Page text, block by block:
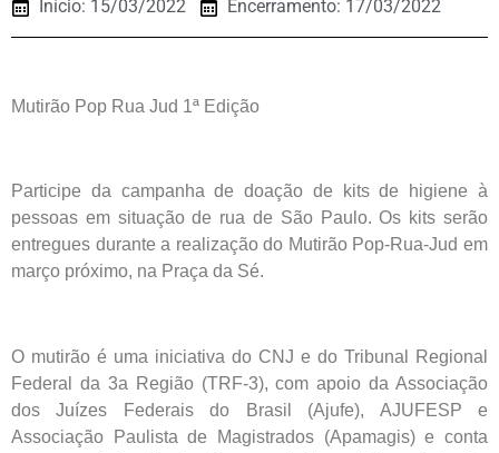
Início: 15/03/2022 Encerramento: 17/03/2022
Mutirão Pop Rua Jud 1ª Edição
Participe da campanha de doação de kits de higiene à
pessoas em situação de rua de São Paulo. Os kits serão
entregues durante a realização do Mutirão Pop-Rua-Jud em
março próximo, na Praça da Sé.
O mutirão é uma iniciativa do CNJ e do Tribunal Regional
Federal da 3a Região (TRF-3), com apoio da Associação
dos Juízes Federais do Brasil (Ajufe), AJUFESP e
Associação Paulista de Magistrados (Apamagis) e conta